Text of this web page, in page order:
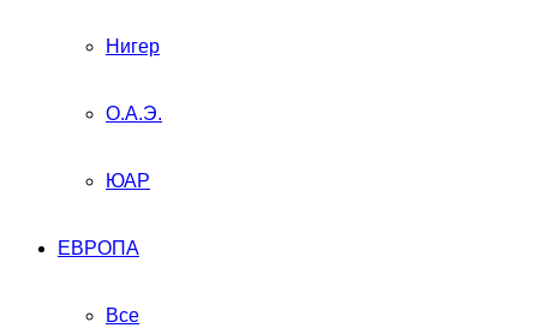
Нигер
О.А.Э.
ЮАР
ЕВРОПА
Все